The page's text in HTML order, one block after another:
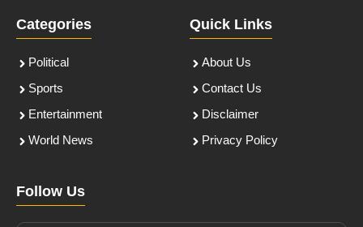
Categories
Political
Sports
Entertainment
World News
Quick Links
About Us
Contact Us
Disclaimer
Privacy Policy
Follow Us